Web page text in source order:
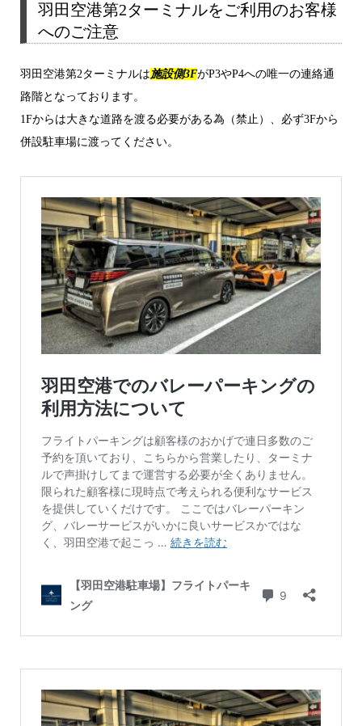
羽田空港第2ターミナルをご利用のお客様
へのご注意
羽田空港第2ターミナルは施設側3FがP3やP4への唯一の連絡通
路階となっております。
1Fからは大きな道路を渡る必要がある為（禁止）、必ず3Fから
併設駐車場に渡ってください。